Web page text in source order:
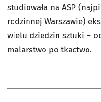
studiowała na ASP
rodzinnej Warszawie)
wielu dziedzin sztuki –
malarstwo po tkactwo.